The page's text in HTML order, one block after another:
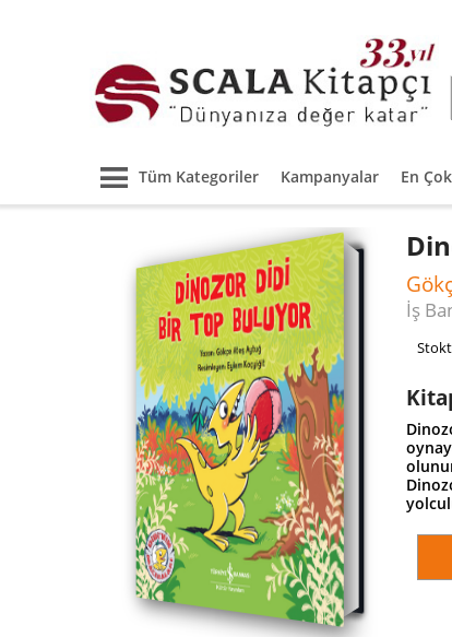
Tüm Kategoriler Kampanyalar En
İş